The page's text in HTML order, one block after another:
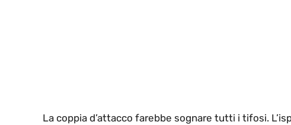
La coppia d’attacco farebbe sognare tutti i tifosi.